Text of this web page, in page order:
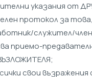
указания
протокол за
служител/
приемо-
свои